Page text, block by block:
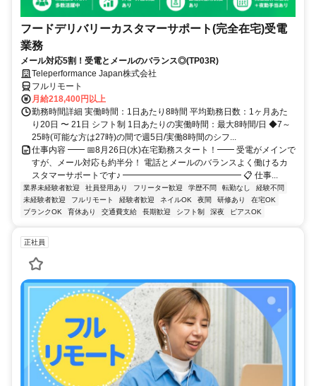
フードデリバリーカスタマーサポート(完全在宅)受電
業務
メール対応5割！受電とメールのバランス◎(TP03R)
Teleperformance Japan株式会社
フルリモート
月給218,400円以上
勤務時間詳細 実働時間：1日あたり8時間 平均勤務日数：1ヶ月あた
り20日 〜 21日 シフト制 1日あたりの実働時間：最大8時間/日 ◆7～
25時(可能な方は27時)の間で週5日/実働8時間のシフ...
仕事内容 ━━ 📅8月26日(水)在宅勤務スタート！━━ 受電がメインで
すが、メール対応も約半分！ 電話とメールのバランスよく働けるカ
スタマーサポートです♪ ━━━━━━━━━━━━━━ 📋 仕事...
業界未経験者歓迎 社員登用あり フリーター歓迎 学歴不問 転勤なし
経験不問
未経験者歓迎
フルリモート 経験者歓迎 ネイルOK 夜間 研修あり
在宅OK
ブランクOK
育休あり 交通費支給 長期歓迎 シフト制 深夜 ピアスOK
正社員